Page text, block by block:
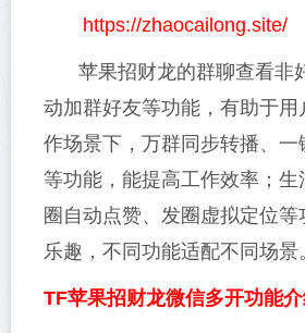
https://zhaocailong.site/
苹果招财龙的群聊查看非
动加群好友等功能，有助于用
作场景下，万群同步转播、一
等功能，能提高工作效率；生
圈自动点赞、发圈虚拟定位
乐趣，不同功能适配不同场景
TF苹果招财龙微信多开功能